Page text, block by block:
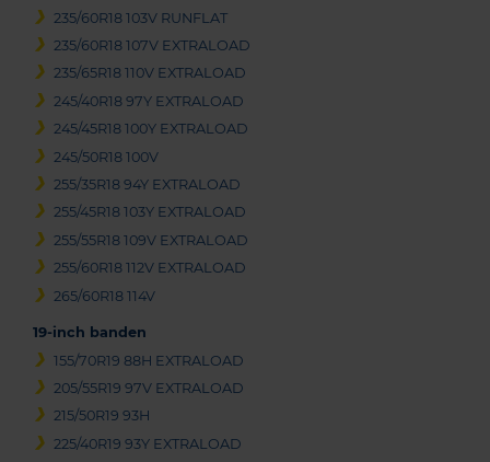
235/60R18 103V RUNFLAT
235/60R18 107V EXTRALOAD
235/65R18 110V EXTRALOAD
245/40R18 97Y EXTRALOAD
245/45R18 100Y EXTRALOAD
245/50R18 100V
255/35R18 94Y EXTRALOAD
255/45R18 103Y EXTRALOAD
255/55R18 109V EXTRALOAD
255/60R18 112V EXTRALOAD
265/60R18 114V
19-inch banden
155/70R19 88H EXTRALOAD
205/55R19 97V EXTRALOAD
215/50R19 93H
225/40R19 93Y EXTRALOAD